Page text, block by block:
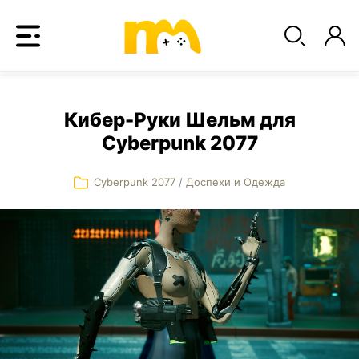
Кибер-Руки Шельм для
Cyberpunk 2077
Cyberpunk 2077 / Доспехи и Одежда